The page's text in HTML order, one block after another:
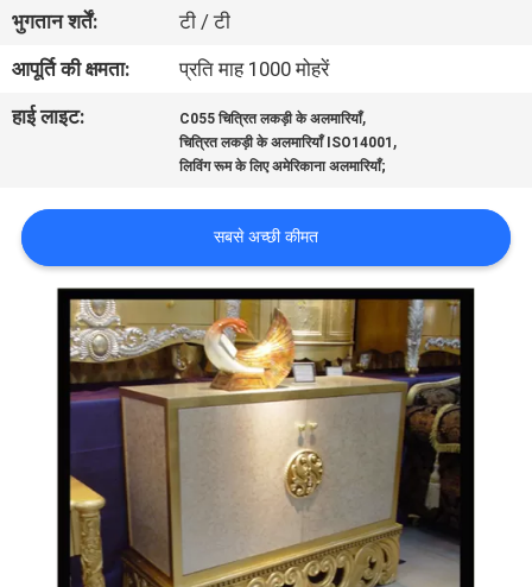
साइटमैप
PRIVACY
भुगतान शर्तें:
टी / टी
आपूर्ति की क्षमता:
प्रति माह 1000 मोहरें
हाई लाइट:
C055 चित्रित लकड़ी के अलमारियाँ,
चित्रित लकड़ी के अलमारियाँ ISO14001 ,
लिविंग रूम के लिए अमेरिकाना अलमारियाँ;
सबसे अच्छी कीमत